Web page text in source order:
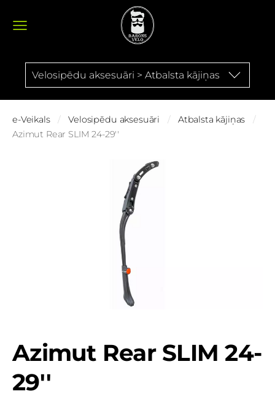
Velosipēdu aksesuāri > Atbalsta kājiņas
e-Veikals Velosipēdu aksesuāri
Atbalsta kājiņas
Azimut Rear SLIM 24-29''
Azimut Rear SLIM 24-
29''